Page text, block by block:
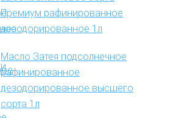
Премиум рафинированное
дезодорированное 1л
Масло Затея подсолнечное
рафинированное
дезодорированное высшего
сорта 1л